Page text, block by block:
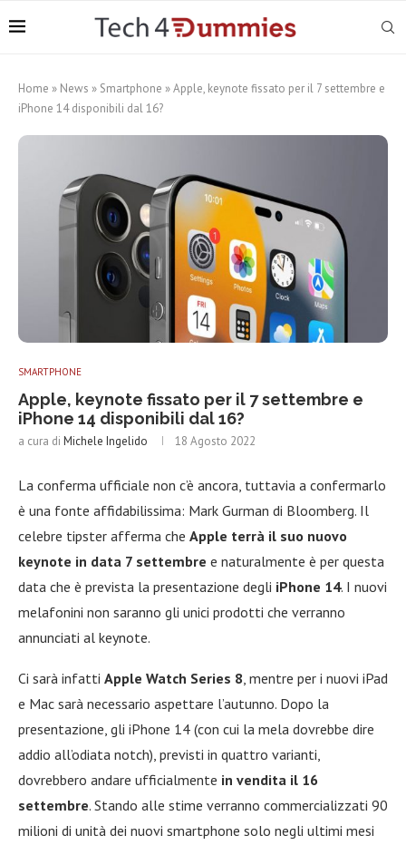
Home » News » Smartphone »Apple, keynote fissato per il 7 settembre e
iPhone 14 disponibili dal 16?
SMARTPHONE
Apple, keynote fissato per il 7 settembre e
iPhone 14 disponibili dal 16?
a cura di Michele Ingelido 18 Agosto 2022
La conferma ufficiale non c’è ancora, tuttavia a confermarlo
è una fonte affidabilissima: Mark Gurman di Bloomberg. Il
celebre tipster afferma che Apple terrà il suo nuovo
keynote in data 7 settembre e naturalmente è per questa
data che è prevista la presentazione degli iPhone 14. I nuovi
melafonini non saranno gli unici prodotti che verranno
annunciati al keynote.
Ci sarà infatti Apple Watch Series 8 , mentre per i nuovi iPad
e Mac sarà necessario aspettare l’autunno. Dopo la
presentazione, gli iPhone 14 (con cui la mela dovrebbe dire
addio all’odiata notch), previsti in quattro varianti,
dovrebbero andare ufficialmente in vendita il 16
settembre. Stando alle stime verranno commercializzati 90
milioni di unità dei nuovi smartphone solo negli ultimi mesi